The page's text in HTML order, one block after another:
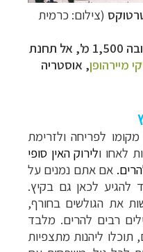
(צילום: כרמית
עד לגובה 1,500 מ', אל תחנת
מיירהופן, אוסטריה
לפריחה ולזרימת
לאחו ולירוק האין סופי
אם אתם נמנים על
להגיע לכאן גם בקיץ.
את הגולשים בחורף,
רבים להרים. מלבד
תוכלו ליהנות מתצפיות